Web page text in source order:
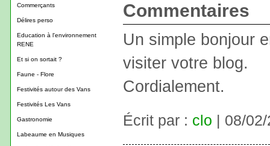
Commerçants
Délires perso
Education à l'environnement
RENE
Et si on sortait ?
Faune - Flore
Festivités autour des Vans
Festivités Les Vans
Gastronomie
Labeaume en Musiques
Commentaires
Un simple bonjour
visiter votre blog.
Cordialement.
Écrit par : clo | 08/